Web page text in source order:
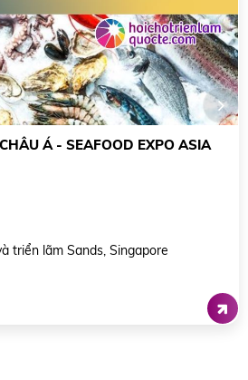
SẢN BẮC MỸ: SEAFOOD
Exhibition Center / Boston, Hoa Kỳ